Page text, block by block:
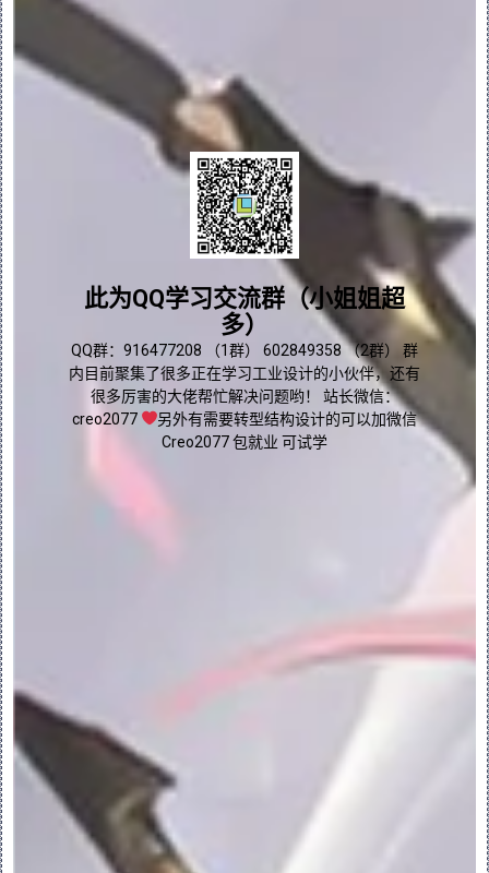
状态且“要移除的曲面”(Surfaces To
Remove) 收集器处于启用状态。
2.从单个主体或单个面组中选择要移除的曲
面。
PS：同样可以先选择要移除的曲面，然后打开
“移除曲面”(Remove Surface) 选项卡。
3.要移除选定曲面，而不延伸或修剪相邻曲
面，请选中 “保持打开状态”(Leave Open)
复选框。选择此选项时，“选项”(Options)
选项卡上的连接选项将变为不可用。此外，生
成的几何中会出现以下更改：
封闭面组转换为开放面组。
4.要设置将移除曲面后生成的几何连接到模型
的方式，请单击“选项”(Options) 选项卡并
当要移除的曲面属于某一实体时：
选择“曲面”(Surface) 以将连接几何创建
选择“相同面组”(Same Quilt) 以将连接
几何创建为现有面组的一部分。
选择“新面组”(New Quilt) 以将连接几
何创建为新面组。
5.要将选定曲面转换为单独的面组，而非将其
此为QQ学习交流群（小姐姐超
多）
QQ群：916477208 （1群） 602849358 （2群） 群
内目前聚集了很多正在学习工业设计的小伙伴，还有
很多厉害的大佬帮忙解决问题哟！ 站长微信：
creo2077
另外有需要转型结构设计的可以加微信
Creo2077 包就业 可试学
问题答疑♥资料白嫖
群内有大量学习资料哟~
点我直接加群嘛